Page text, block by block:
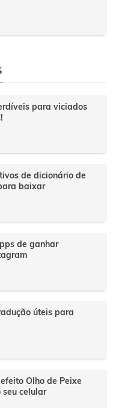
para viciados
de dicionário de
baixar
de ganhar
úteis para
Olho de Peixe
celular